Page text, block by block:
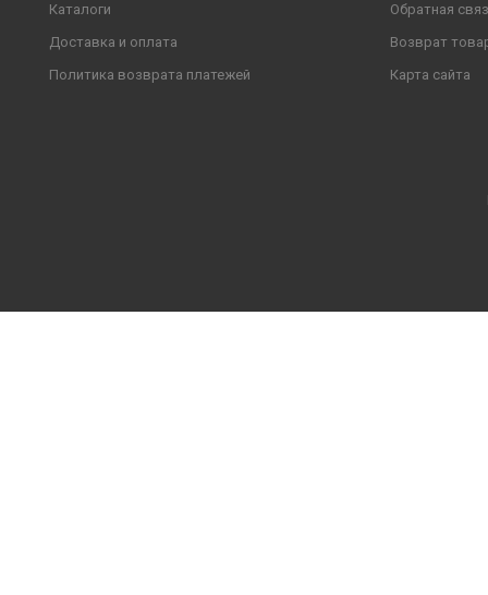
Каталоги
Доставка и оплата
Политика возврата платежей
Обратная
Возврат
Карта сайта